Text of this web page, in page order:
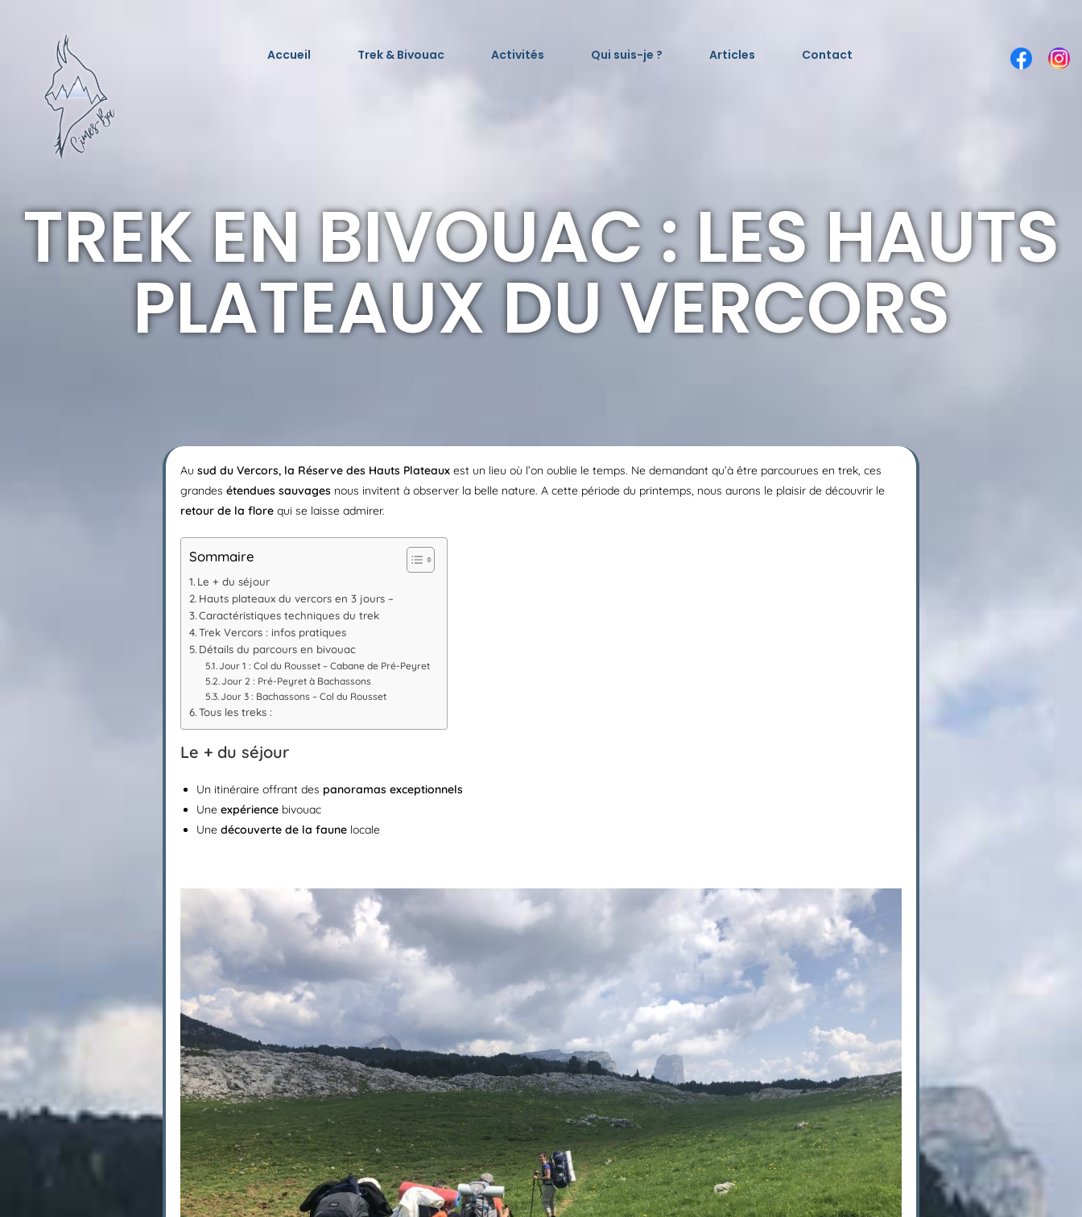
Accueil Trek & Bivouac Activités Qui suis-je ? Articles Contact
TREK EN BIVOUAC : LES HAUTS
PLATEAUX DU VERCORS
Au sud du Vercors, la Réserve des Hauts Plateauxest un lieu où l’on oublie le temps. Ne demandant qu’à être parcourues en trek, ces
grandes étendues sauvages nous invitent à observer la belle nature. A cette période du printemps, nous aurons le plaisir de découvrir le
retour de la florequi se laisse admirer.
Sommaire
Le + du séjour
Hauts plateaux du vercors en 3 jours –
Caractéristiques techniques du trek
Trek Vercors : infos pratiques
Détails du parcours en bivouac
Jour 1 : Col du Rousset – Cabane de Pré-Peyret
Jour 2 : Pré-Peyret à Bachassons
Jour 3 : Bachassons – Col du Rousset
Tous les treks :
Le + du séjour
Un itinéraire offrant des panoramas exceptionnels
Une expériencebivouac
Une découverte de la faunelocale